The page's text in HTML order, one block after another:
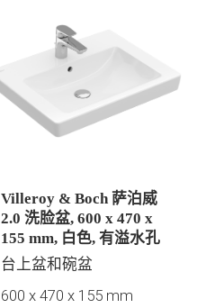
Villeroy & Boch 萨泊威
2.0 洗脸盆, 600 x 470 x
155 mm, 白色, 有溢水孔
台上盆和碗盆
600 x 470 x 155 mm